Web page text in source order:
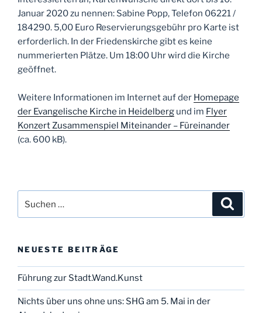
Januar 2020 zu nennen: Sabine Popp, Telefon 06221 /
184290. 5,00 Euro Reservierungsgebühr pro Karte ist
erforderlich. In der Friedenskirche gibt es keine
nummerierten Plätze. Um 18:00 Uhr wird die Kirche
geöffnet.
Weitere Informationen im Internet auf der Homepage
der Evangelische Kirche in Heidelberg und im Flyer
Konzert Zusammenspiel Miteinander – Füreinander
(ca. 600 kB).
nach:
NEUESTE BEITRÄGE
Führung zur Stadt.Wand.Kunst
Nichts über uns ohne uns: SHG am 5. Mai in der